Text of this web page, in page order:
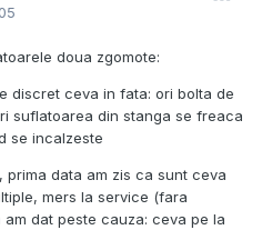
doua zgomote:
discret ceva in fata: ori bolta de
suflatoarea din stanga se freaca
se incalzeste
data am zis ca sunt ceva
mers la service (fara
dat peste cauza: ceva pe la